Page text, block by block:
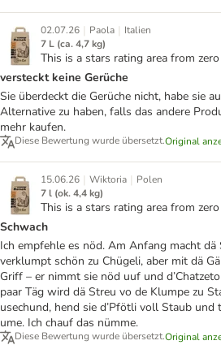
02.07.26 | Paola | Italien
7 L (ca. 4,7 kg)
This is a stars rating area from
versteckt keine Gerüche
Sie überdeckt die Gerüche nicht, habe sie
Alternative zu haben, falls das andere
mehr kaufen.
Diese Bewertung wurde übersetzt.Original
15.06.26 | Wiktoria | Polen
7 l (ok. 4,4 kg)
This is a stars rating area from
Schwach
Ich empfehle es nöd. Am Anfang macht dä
verklumpt schön zu Chügeli, aber mit dä
Griff – er nimmt sie nöd uuf und
paar Täg wird dä Streu vo de Klumpe zu
usechund, hend sie d’Pfötli voll Staub und
ume. Ich chauf das nümme.
Diese Bewertung wurde übersetzt.Original